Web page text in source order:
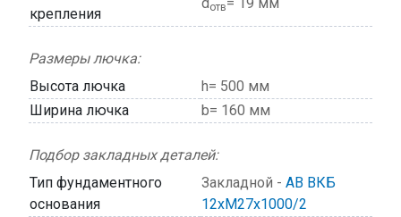
крепления
отв
Размеры лючка:
Высота лючка
h= 500 мм
Ширина лючка
b= 160 мм
Подбор закладных деталей:
Тип фундаментного
основания
Закладной - АВ ВКБ
12хМ27х1000/2